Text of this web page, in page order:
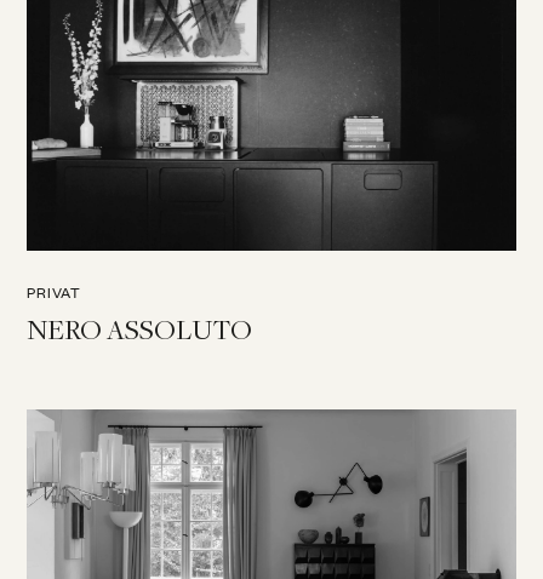
PRIVAT
NERO ASSOLUTO